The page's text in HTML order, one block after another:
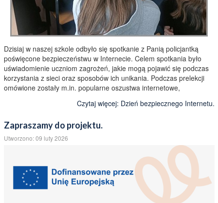
Dzisiaj w naszej szkole odbyło się spotkanie z Panią policjantką
poświęcone bezpieczeństwu w Internecie. Celem spotkania było
uświadomienie uczniom zagrożeń, jakie mogą pojawić się podczas
korzystania z sieci oraz sposobów ich unikania. Podczas prelekcji
omówione zostały m.in. popularne oszustwa internetowe,
Czytaj więcej: Dzień bezpiecznego Internetu.